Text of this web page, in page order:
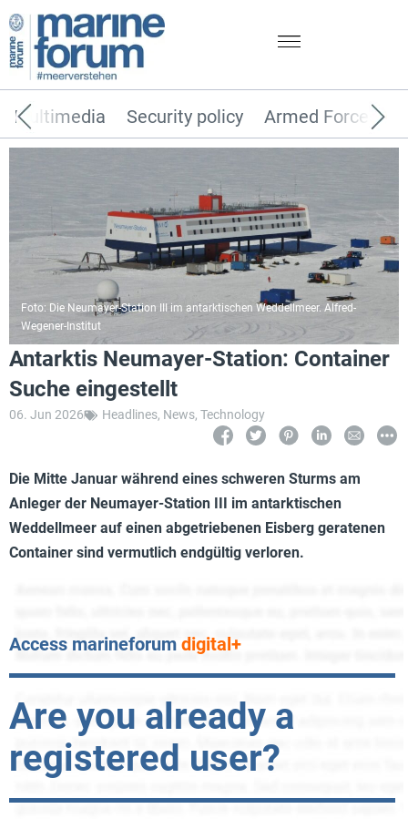
Security policy Armed Forces
Multimedia
Foto: Die Neumayer-Station III im antarktischen Weddellmeer. Alfred-
Wegener-Institut
Antarktis Neumayer-Station: Container
Suche eingestellt
06. Jun 2026 Headlines, News, Technology
Die Mitte Januar während eines schweren Sturms am
Anleger der Neumayer-Station III im antarktischen
Weddellmeer auf einen abgetriebenen Eisberg geratenen
Container sind vermutlich endgültig verloren.
Access marineforum digital+
Are you already a
registered user?